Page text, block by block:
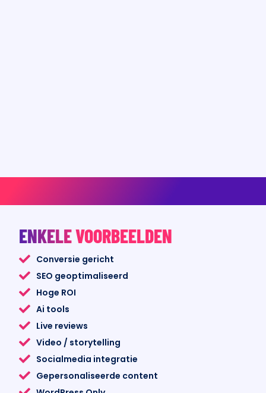
ENKELE VOORBEELDEN
Conversie gericht
SEO geoptimaliseerd
Hoge ROI
Ai tools
Live reviews
Video / storytelling
Socialmedia integratie
Gepersonaliseerde content